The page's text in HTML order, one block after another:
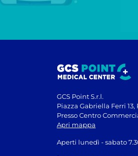
GCS Point S.r.l.
Piazza Gabriella Ferri 13,
Presso Centro
Apri mappa
Aperti lunedì - sabato